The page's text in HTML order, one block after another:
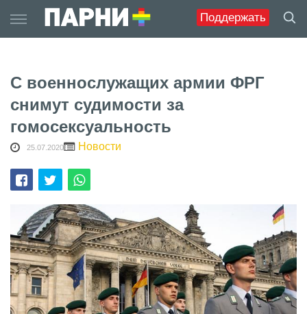
Поддержать
to
content
С военнослужащих армии ФРГ
снимут судимости за
гомосексуальность
25.07.2020 Новости